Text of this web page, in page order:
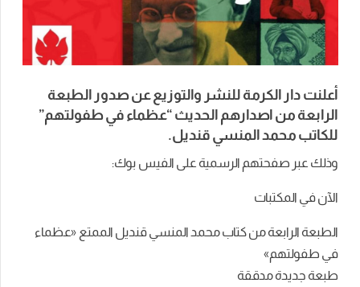
أعلنت دار الكرمة للنشر والتوزيع عن صدور الطبعة
الرابعة من اصدارهم الحديث “عظماء في طفولتهم”
للكاتب محمد المنسي قنديل.
وذلك عبر صفحتهم الرسمية على الفيس بوك:
الآن في المكتبات
الطبعة الرابعة من كتاب محمد المنسي قنديل الممتع «عظماء
في طفولتهم»
طبعة جديدة مدققة